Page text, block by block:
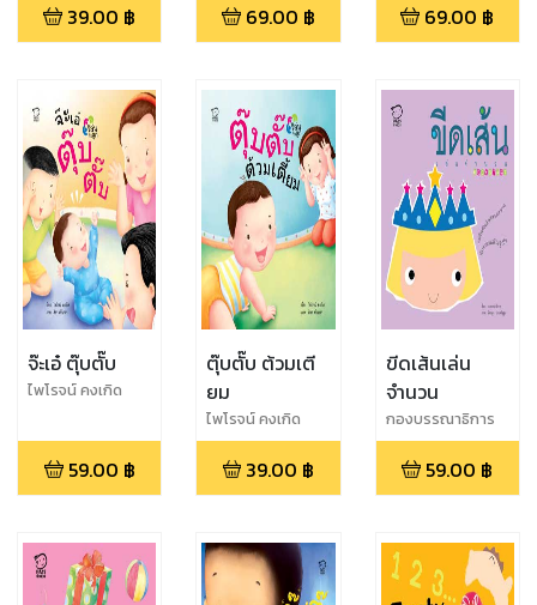
39.00 ฿ 69.00 ฿ 69.00 ฿
จ๊ะเอ๋ ตุ๊บตั๊บ
ไพโรจน์ คงเกิด
59.00 ฿
ตุ๊บตั๊บ ต้วมเตี
ยม
ไพโรจน์ คงเกิด
39.00 ฿
ขีดเส้นเล่น
จำนวน
กองบรรณาธิการ
59.00 ฿